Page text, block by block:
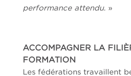
performance attendu. »
ACCOMPAGNER LA
FORMATION
Les fédérations travaillent